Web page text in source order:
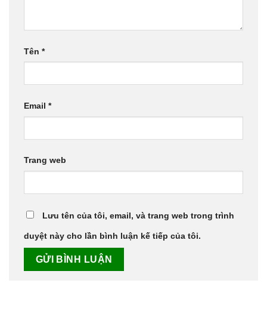
Tên *
Email *
Trang web
Lưu tên của tôi, email, và trang web trong trình
duyệt này cho lần bình luận kế tiếp của tôi.